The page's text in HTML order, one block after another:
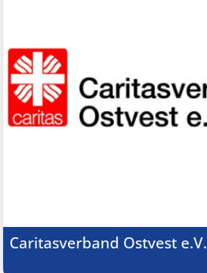
Caritasverband Ostvest e.V.